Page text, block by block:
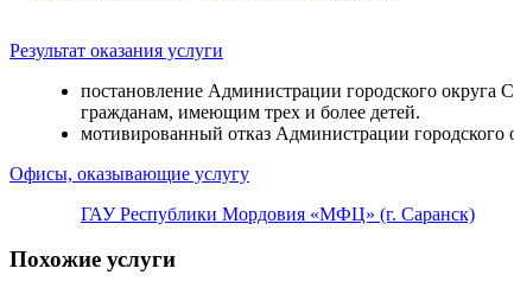
Результат оказания услуги
постановление Администрации городского округа
гражданам, имеющим трех и более детей.
мотивированный отказ Администрации городского
Офисы, оказывающие услугу
ГАУ Республики Мордовия «МФЦ» (г. Саранск)
Похожие услуги